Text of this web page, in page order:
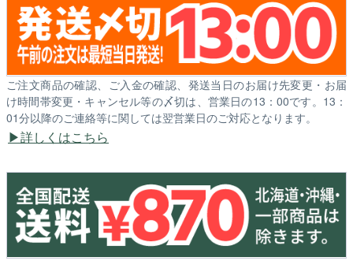
ご注文商品の確認、ご入金の確認、発送当日のお届け先変更・お届
け時間帯変更・キャンセル等の〆切は、営業日の13：00です。13：
01分以降のご連絡等に関しては翌営業日のご対応となります。
詳しくはこちら